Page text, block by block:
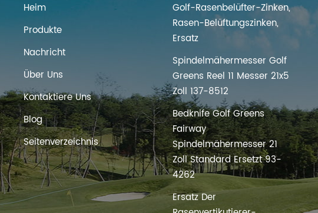
Heim
Produkte
Nachricht
Über Uns
Kontaktiere Uns
Blog
Seitenverzeichnis
Golf-Rasenbelüfter-Zinken,
Rasen-Belüftungszinken,
Ersatz
Spindelmähermesser Golf
Greens Reel 11 Messer 21x5
Zoll 137-8512
Bedknife Golf Greens
Fairway
Spindelmähermesser 21
Zoll Standard Ersetzt 93-
4262
Ersatz Der